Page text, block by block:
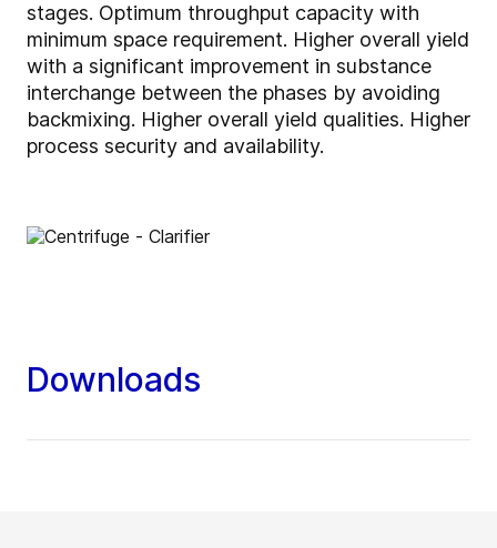
stages. Optimum throughput capacity with
minimum space requirement. Higher overall yield
with a significant improvement in substance
interchange between the phases by avoiding
backmixing. Higher overall yield qualities. Higher
process security and availability.
Downloads